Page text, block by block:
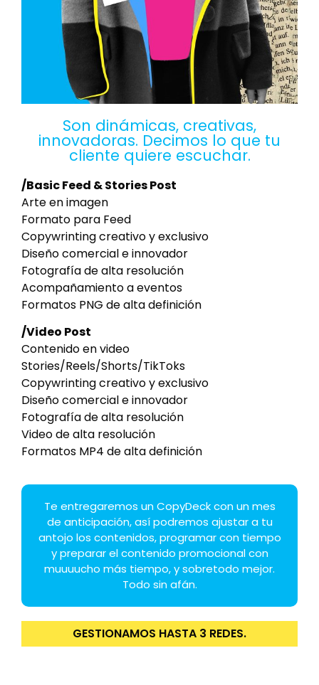
Son dinámicas, creativas,
innovadoras. Decimos lo que tu
cliente quiere escuchar.
/Basic Feed & Stories Post
Arte en imagen
Formato para Feed
Copywrinting creativo y exclusivo
Diseño comercial e innovador
Fotografía de alta resolución
Acompañamiento a eventos
Formatos PNG de alta definición
/Video Post
Contenido en video
Stories/Reels/Shorts/TikToks
Copywrinting creativo y exclusivo
Diseño comercial e innovador
Fotografía de alta resolución
Video de alta resolución
Formatos MP4 de alta definición
Te entregaremos un CopyDeck con un mes
de anticipación, así podremos ajustar a tu
antojo los contenidos, programar con tiempo
y preparar el contenido promocional con
muuuucho más tiempo, y sobretodo mejor.
Todo sin afán.
GESTIONAMOS HASTA 3 REDES.